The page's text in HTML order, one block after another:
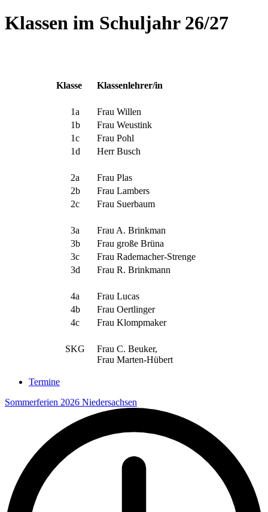
Klassen im Schuljahr 26/27
Klasse Klassenlehrer/in
1a
Frau Willen
1b
Frau Weustink
1c
Frau Pohl
1d
Herr Busch
2a
Frau Plas
2b
Frau Lambers
2c
Frau Suerbaum
3a
Frau A. Brinkman
3b
Frau große Brüna
3c
Frau Rademacher-Strenge
3d
Frau R. Brinkmann
4a
Frau Lucas
4b
Frau Oertlinger
4c
Frau Klompmaker
SKG
Frau C. Beuker,
Frau Marten-Hübert
Termine
Sommerferien 2026 Niedersachsen